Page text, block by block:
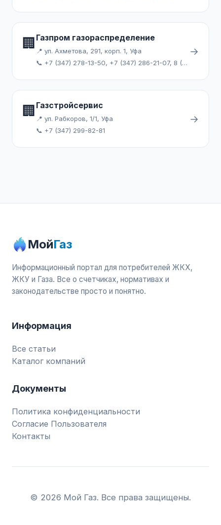
🏢 Газпром газораспределение
📍 ул. Ахметова, 291, корп. 1, Уфа
📞 +7 (347) 278-13-50, +7 (347) 286-21-07, 8 (800) 347-88-00
→
🏢 Газстройсервис
📍 ул. Рабкоров, 1/1, Уфа
📞 +7 (347) 299-82-81
→
МойГаз
Информационный портал для потребителей ЖКХ,
ЖКУ и Газа. Все о счетчиках, нормативах и
законодательстве просто и понятно.
Информация
Все статьи
Каталог компаний
Документы
Политика конфиденциальности
Согласие Пользователя
Контакты
© 2026 Мой Газ. Все права защищены.